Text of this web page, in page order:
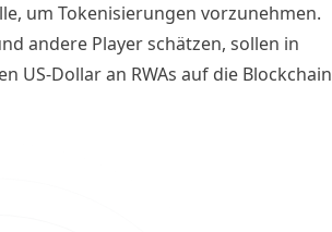
um Tokenisierungen vorzunehmen.
andere Player schätzen, sollen in
US-Dollar an RWAs auf die Blockchain